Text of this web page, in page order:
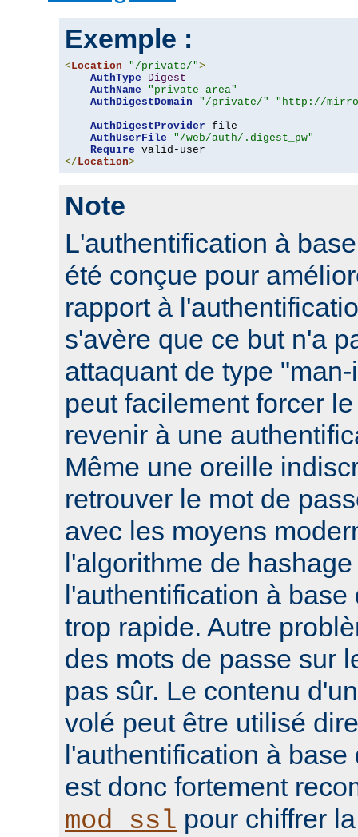
Exemple :
< Location "/private/">
AuthType
Digest
AuthName
"private area"
AuthDigestDomain
"/private/"
"http://
AuthDigestProvider file
AuthUserFile
"/web/auth/.digest_pw"
Require
</ Location>
Note
L'authentification à
été conçue pour
rapport à
s'avère que ce but n'a
attaquant de type
peut facilement forcer
revenir à une
Même une oreille
retrouver le mot de
avec les moyens
l'algorithme de
l'authentification à
trop rapide. Autre
des mots de passe sur
pas sûr. Le contenu
volé peut être utilisé
l'authentification à base
est donc fortement
mod_ssl pour chiffrer